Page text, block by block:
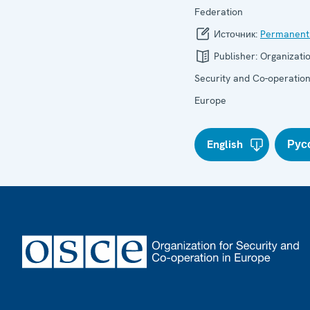
Federation
Источник:
Publisher:
Security and Co-
Europe
English